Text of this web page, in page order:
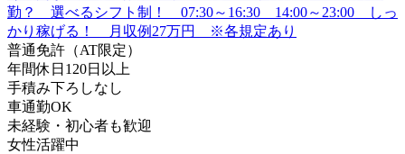
普通免許（AT限定）
年間休日120日以上
手積み下ろしなし
車通勤OK
未経験・初心者も歓迎
女性活躍中